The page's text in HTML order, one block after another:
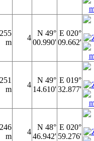
m
4
N 49°
00.990'
E 020°
09.662'
m
4
N 49°
14.610'
E 019°
32.877'
m
4
N 48°
46.942'
E 020°
59.276'